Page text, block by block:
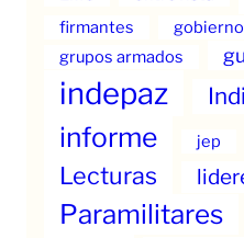
firmantes gobierno
grupos armados
indepaz
informe jep
Lecturas
Paramilitares